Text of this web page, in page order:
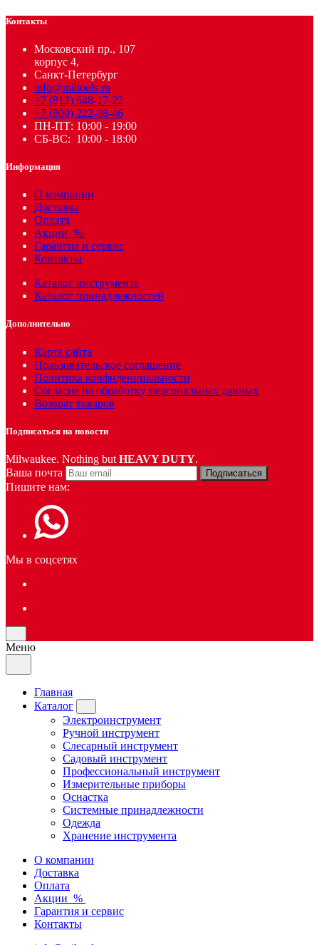
Контакты
Московский пр., 107
корпус 4,
Санкт-Петербург
info@miltools.ru
+7 (812) 648-17-22
+7 (800) 222-98-46
ПН-ПТ: 10:00 - 19:00
СБ-ВС: 10:00 - 18:00
Информация
О компании
Доставка
Оплата
Акции %
Гарантия и сервис
Контакты
Каталог инструмента
Каталог принадлежностей
Дополнительно
Карта сайта
Пользовательское соглашение
Политика конфиденциальности
Согласие на обработку персональных данных
Возврат товаров
Подписаться на новости
Milwaukee. Nothing but HEAVY DUTY.
Ваша почта
Подписаться
Пишите нам:
Мы в соцсетях
Меню
Главная
Каталог
Электроинструмент
Ручной инструмент
Слесарный инструмент
Садовый инструмент
Профессиональный инструмент
Измерительные приборы
Оснастка
Системные принадлежности
Одежда
Хранение инструмента
О компании
Доставка
Оплата
Акции %
Гарантия и сервис
Контакты